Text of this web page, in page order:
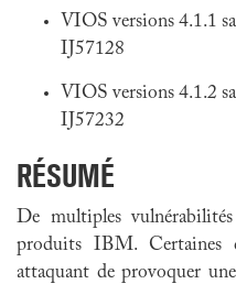
VIOS versions 4.1.1
IJ57128
VIOS versions 4.1.2
IJ57232
RÉSUMÉ
De multiples
produits IBM. Certaines
attaquant de provoquer